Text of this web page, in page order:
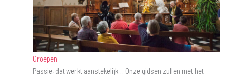
Groepen
Passie, dat werkt aanstekelijk… Onze gidsen zullen met het